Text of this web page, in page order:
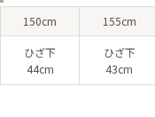
150cm 155cm
ひざ下
44cm
ひざ下
43cm